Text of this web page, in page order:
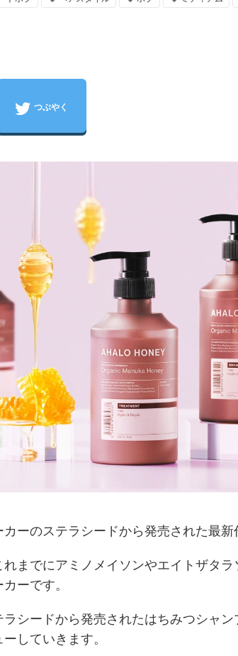
つぶやく
カーのステラシードから発売された最
れまでにアミノメイソンやエイトザタ
ーです。
シードから発売されたはちみつシャ
していきます。